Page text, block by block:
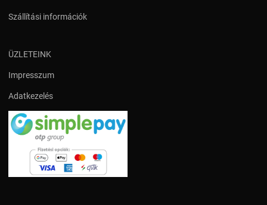
Szállítási információk
ÜZLETEINK
Impresszum
Adatkezelés